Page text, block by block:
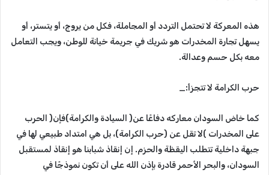
هذه المعركة لا تحتمل التردد أو المجاملة، فكل من يروج، أو يتستر، أو
يسهل تجارة المخدرات هو شريك في جريمة خيانة للوطن، ويجب التعامل
معه بكل حسم وعدالة.
حرب الكرامة لا تتجزأ:_
كما خاض السودان معاركه دفاعًا عن( السيادة والكرامة)فإن( الحرب
على المخدرات )لا تقل عن (حرب الكرامة)، بل هي امتداد طبيعي لها في
جبهة داخلية تتطلب اليقظة والحزم. إن إنقاذ شبابنا هو إنقاذ لمستقبل
السودان، والبحر الأحمر قادرة بإذن الله على أن تكون نموذجًا في